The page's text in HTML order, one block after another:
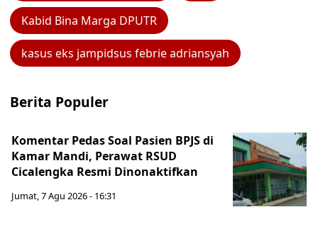
Kabid Bina Marga DPUTR
kasus eks jampidsus febrie adriansyah
Berita Populer
Komentar Pedas Soal Pasien BPJS di
Kamar Mandi, Perawat RSUD
Cicalengka Resmi Dinonaktifkan
Jumat, 7 Agu 2026 - 16:31